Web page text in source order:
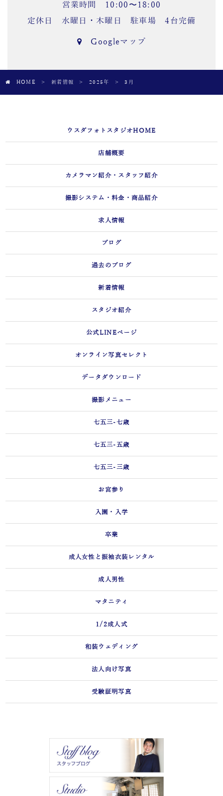
営業時間 10:00〜18:00
定休日 水曜日・木曜日 駐車場 4台完備
Googleマップ
HOME > 新着情報 >2025年 >3月
ウスダフォトスタジオHOME
店舗概要
カメラマン紹介・スタッフ紹介
撮影システム・料金・商品紹介
求人情報
ブログ
過去のブログ
新着情報
スタジオ紹介
公式LINEページ
オンライン写真セレクト
データダウンロード
撮影メニュー
七五三-七歳
七五三-五歳
七五三-三歳
お宮参り
入園・入学
卒業
成人女性と振袖衣装レンタル
成人男性
マタニティ
1/2成人式
和装ウェディング
法人向け写真
受験証明写真